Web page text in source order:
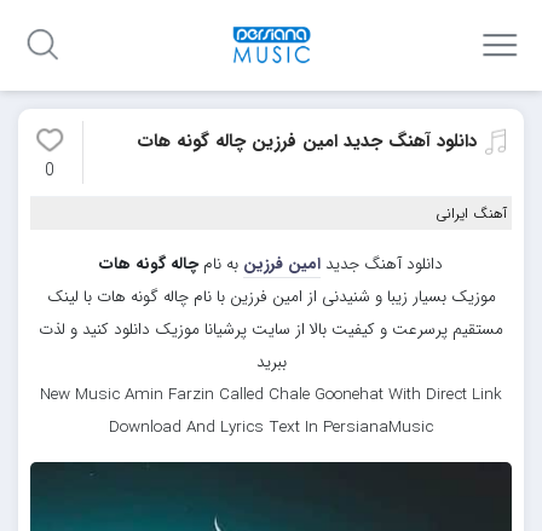
دانلود آهنگ جدید امین فرزین چاله گونه هات
0
آهنگ ایرانی
دانلود آهنگ جدید امین فرزین به نامچاله گونه هات
موزیک بسیار زیبا و شنیدنی از امین فرزین با نام چاله گونه هات با لینک
مستقیم پرسرعت و کیفیت بالا از سایت پرشیانا موزیک دانلود کنید و لذت
ببرید
New Music Amin Farzin Called Chale Goonehat With Direct Link
Download And Lyrics Text In PersianaMusic